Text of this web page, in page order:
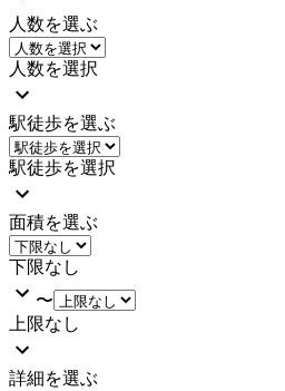
人数を選ぶ
人数を選択
駅徒歩を選ぶ
駅徒歩を選択
面積を選ぶ
下限なし
〜
上限なし
詳細を選ぶ